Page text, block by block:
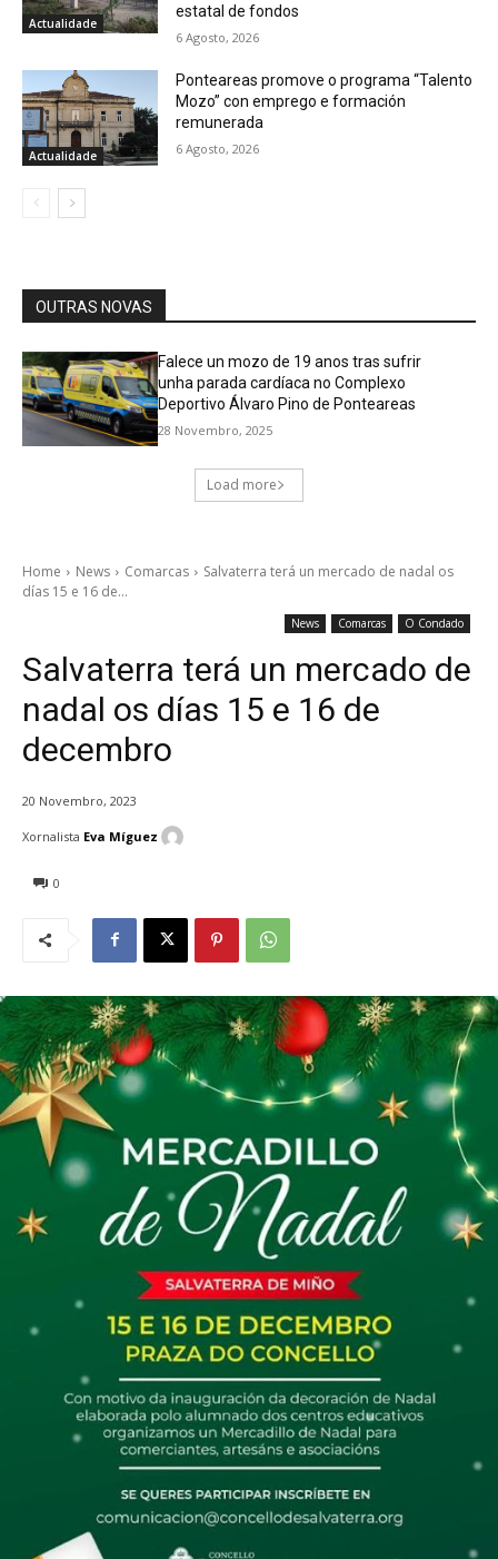
Actualidade
estatal de fondos
6 Agosto, 2026
Actualidade
Ponteareas promove o programa “Talento
Mozo” con emprego e formación
remunerada
6 Agosto, 2026
OUTRAS NOVAS
Falece un mozo de 19 anos tras sufrir
unha parada cardíaca no Complexo
Deportivo Álvaro Pino de Ponteareas
28 Novembro, 2025
Load more